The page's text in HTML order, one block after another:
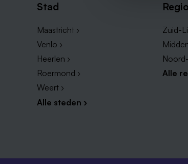
Stad
Maastricht ›
Venlo ›
Heerlen ›
Roermond ›
Weert ›
Alle steden ›
Regio
Zuid-
Alle